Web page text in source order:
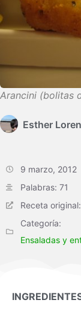
Arancini (bolitas
Esther
9 marzo, 2012
Palabras: 71
Receta
Categoría:
Ensaladas y